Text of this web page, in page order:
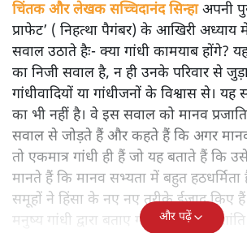
चिंतक और लेखक सच्चिदानंद सिन्हाअपनी
प्राफेट’ ( निहत्था पैगंबर) के आखिरी अध्याय
सवाल उठाते हैः- क्या गांधी कामयाब होंगे?
का निजी सवाल है, न ही उनके परिवार से
गांधीवादियों या गांधीजनों के विश्वास से।
का भी नहीं है। वे इस सवाल को मानव
सवाल से जोड़ते हैं और कहते हैं कि अगर
तो एकमात्र गांधी ही हैं जो यह बताते हैं कि
मानते हैं कि मानव सभ्यता में बहुत
समूहों ने हिंसा के नए नए तरीके ईजाद किए
मनुष्य गांधी द्वारा बताए गए अहिंसा और
और पढ़ें